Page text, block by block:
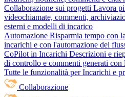
Collaborazione sui progetti Lavora
videochiamate, commenti,
esterni e modelli di incarico
Automazione Risparmia tempo con
incarichi e con l'automazione dei
CoPilot in Incarichi Descrizioni e
di controllo e commenti generati con
Tutte le funzionalità per Incarichi e
Collaborazione